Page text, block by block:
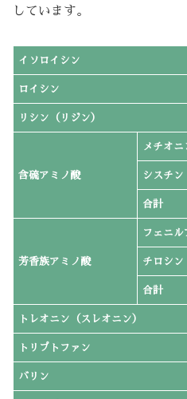
しています。
イソロイシン
ロイシン
リシン（リジン）
含硫アミノ酸
メチオニ
シスチン
合計
芳香族アミノ酸
フェニル
チロシン
合計
トレオニン（スレオニン）
トリプトファン
バリン